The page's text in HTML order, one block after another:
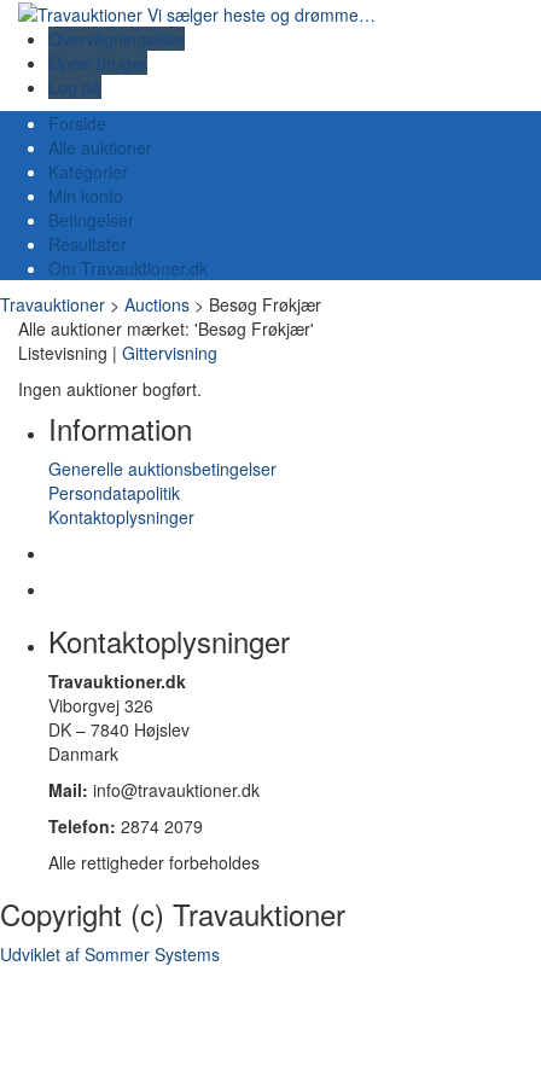
Overvågningsliste
Opret bruger
Log på
Forside
Alle auktioner
Kategorier
Min konto
Betingelser
Resultater
Om Travauktioner.dk
Travauktioner > Auctions > Besøg Frøkjær
Alle auktioner mærket: 'Besøg Frøkjær'
Listevisning | Gittervisning
Ingen auktioner bogført.
Information
Generelle auktionsbetingelser
Persondatapolitik
Kontaktoplysninger
Kontaktoplysninger
Travauktioner.dk
Viborgvej 326
DK – 7840 Højslev
Danmark
Mail: info@travauktioner.dk
Telefon: 2874 2079
Alle rettigheder forbeholdes
Copyright (c) Travauktioner
Udviklet af Sommer Systems